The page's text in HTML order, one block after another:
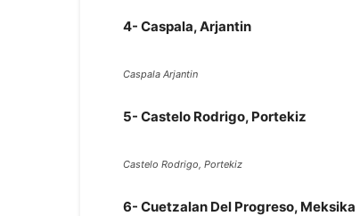
4- Caspala, Arjantin
Caspala Arjantin
5- Castelo Rodrigo, Portekiz
Castelo Rodrigo, Portekiz
6- Cuetzalan Del Progreso, Meksika